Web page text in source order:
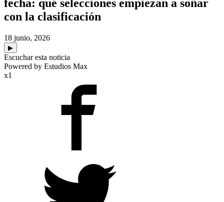
fecha: qué selecciones empiezan a soñar
con la clasificación
18 junio, 2026
▶
Escuchar esta noticia
Powered by Estudios Max
x1